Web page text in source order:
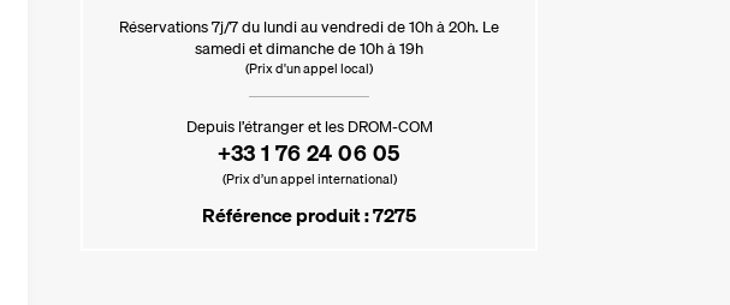
Réservations 7j/7 du lundi au vendredi de 10h à 20h. Le
samedi et dimanche de 10h à 19h
(Prix d'un appel local)
Depuis l’étranger et les DROM-COM
+33 1 76 24 06 05
(Prix d’un appel international)
Référence produit : 7275